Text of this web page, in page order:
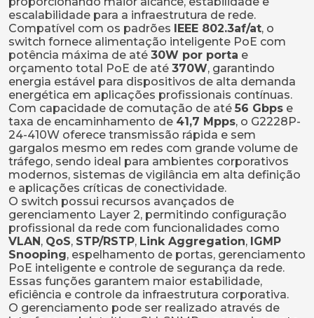
escalabilidade para a infraestrutura de rede.
Compatível com os padrões IEEE 802.3af/at, o
switch fornece alimentação inteligente PoE com
potência máxima de até 30W por porta e
orçamento total PoE de até 370W, garantindo
energia estável para dispositivos de alta demanda
energética em aplicações profissionais contínuas.
Com capacidade de comutação de até 56 Gbps e
taxa de encaminhamento de 41,7 Mpps, o G2228P-
24-410W oferece transmissão rápida e sem
gargalos mesmo em redes com grande volume de
tráfego, sendo ideal para ambientes corporativos
modernos, sistemas de vigilância em alta definição
e aplicações críticas de conectividade.
O switch possui recursos avançados de
gerenciamento Layer 2, permitindo configuração
profissional da rede com funcionalidades como
VLAN, QoS, STP/RSTP, Link Aggregation, IGMP
Snooping, espelhamento de portas, gerenciamento
PoE inteligente e controle de segurança da rede.
Essas funções garantem maior estabilidade,
eficiência e controle da infraestrutura corporativa.
O gerenciamento pode ser realizado através de